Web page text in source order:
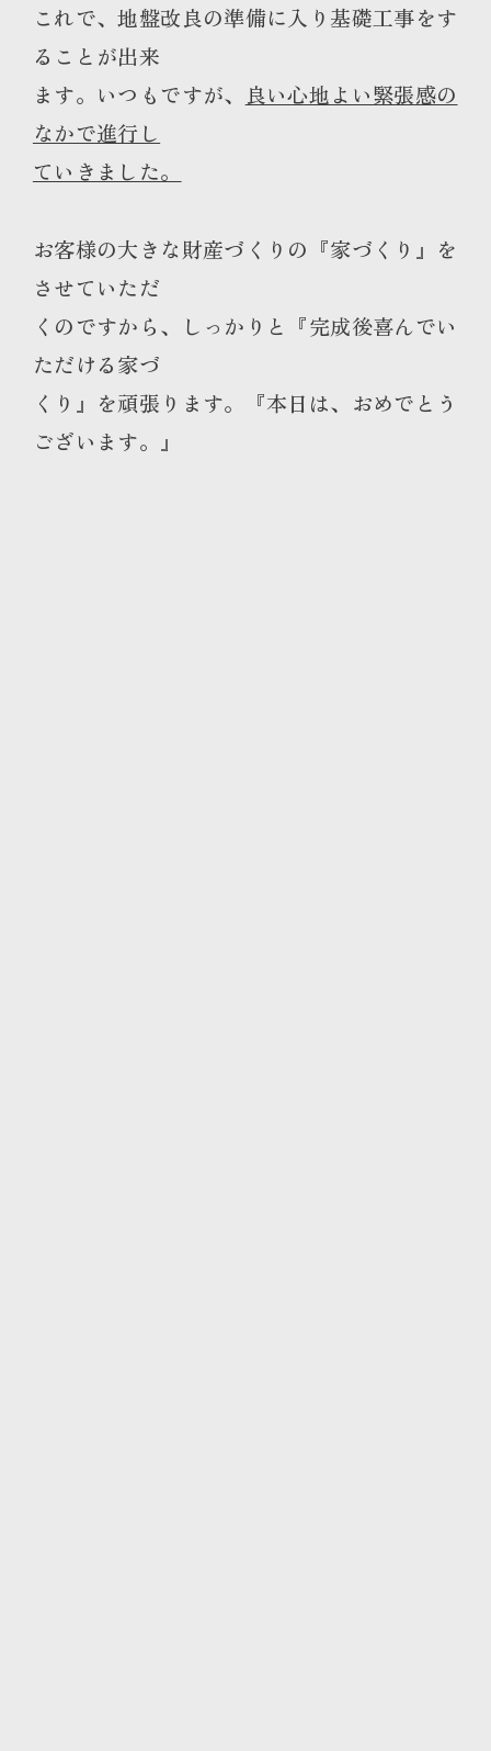
これで、地盤改良の準備に入り基礎工事をす
ることが出来
ます。いつもですが、 良い心地よい緊張感の
なかで進行し
ていきました。
お客様の大きな財産づくりの『家づくり』を
させていただ
くのですから、しっかりと『完成後喜んでい
ただける家づ
くり』を頑張ります。『本日は、おめでとう
ございま す。』